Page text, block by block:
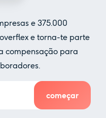
e 375.000
e torna-te parte
compensação para